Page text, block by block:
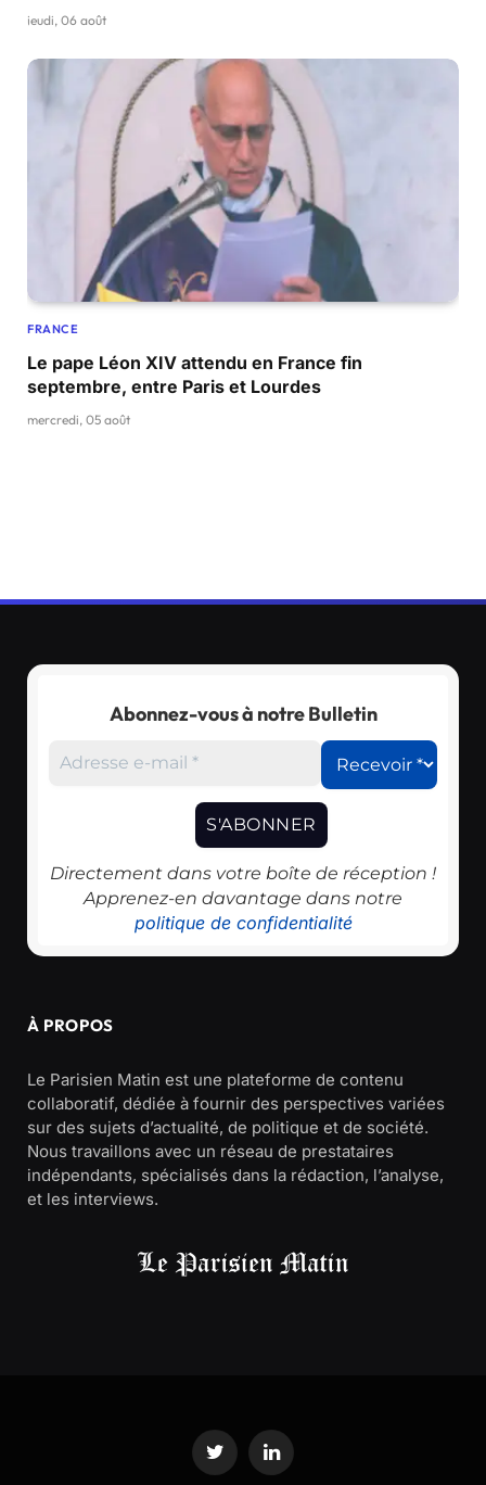
jeudi, 06 août
FRANCE
Le pape Léon XIV attendu en France fin
septembre, entre Paris et Lourdes
mercredi, 05 août
Abonnez-vous à notre Bulletin
Directement dans votre boîte de réception !
Apprenez-en davantage dans notre
politique de confidentialité
À PROPOS
Le Parisien Matin est une plateforme de contenu
collaboratif, dédiée à fournir des perspectives variées
sur des sujets d’actualité, de politique et de société.
Nous travaillons avec un réseau de prestataires
indépendants, spécialisés dans la rédaction, l’analyse,
et les interviews.
Twitter LinkedIn